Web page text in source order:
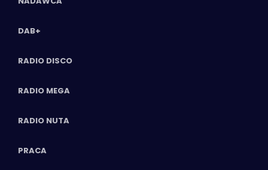
DAB+
RADIO DISCO
RADIO MEGA
RADIO NUTA
PRACA